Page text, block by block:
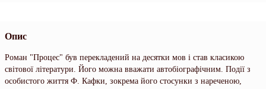
Опис
Роман "Процес" був перекладений на десятки мов і став класикою
світової літератури. Його можна вважати автобіографічним. Події з
особистого життя Ф. Кафки, зокрема його стосунки з нареченою,